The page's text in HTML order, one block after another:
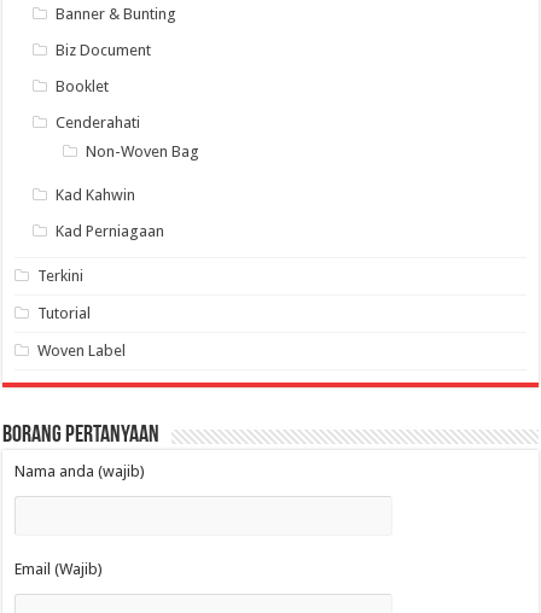
Banner & Bunting
Biz Document
Booklet
Cenderahati
Non-Woven Bag
Kad Kahwin
Kad Perniagaan
Terkini
Tutorial
Woven Label
Borang Pertanyaan
Nama anda (wajib)
Email (Wajib)